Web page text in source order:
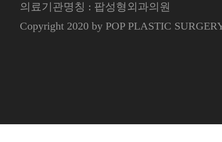
의료기관명칭 : 팝성형외과의원
Copyright 2020 by POP PLASTIC